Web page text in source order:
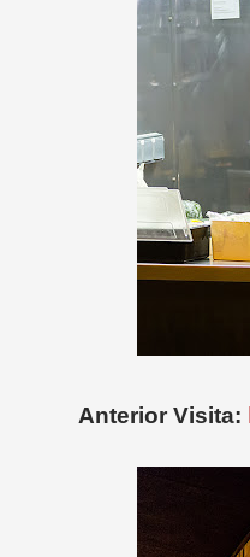
Anterior Visita: